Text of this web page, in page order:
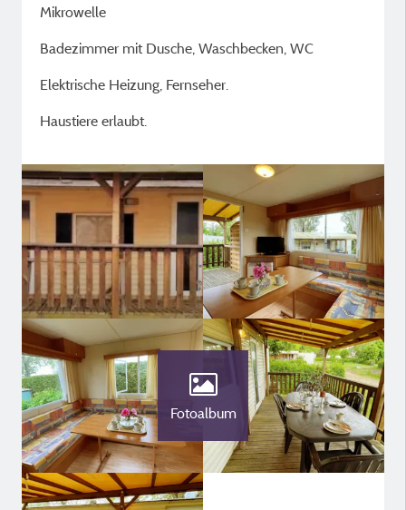
Mikrowelle
Badezimmer mit Dusche, Waschbecken, WC
Elektrische Heizung, Fernseher.
Haustiere erlaubt.
Fotoalbum